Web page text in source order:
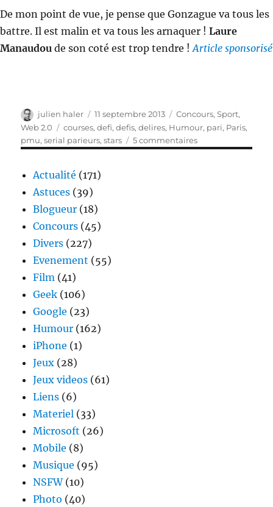
De mon point de vue, je pense que Gonzague va tous les
battre. Il est malin et va tous les arnaquer ! Laure
Manaudou de son coté est trop tendre !Article sponsorisé
Auteur
julien haler
Publié
le
11 septembre 2013 Catégories
Concours,Sport,
Web 2.0
Étiquettes
courses,defi,defis,delires, Humour, pari, Paris,
pmu,serial parieurs,stars 5 commentairessur
Serials
Actualité (171)
Astuces (39)
Blogueur (18)
Concours (45)
Divers (227)
Evenement (55)
Film (41)
Geek (106)
Google (23)
Humour (162)
iPhone (1)
Jeux (28)
Jeux videos (61)
Liens (6)
Materiel (33)
Microsoft (26)
Mobile (8)
Musique (95)
NSFW(10)
Photo (40)